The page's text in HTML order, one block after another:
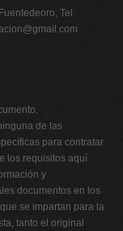
Tel.
de las
para contratar
los requisitos aquí
y
documentos en los
se impartan para la
tanto el original